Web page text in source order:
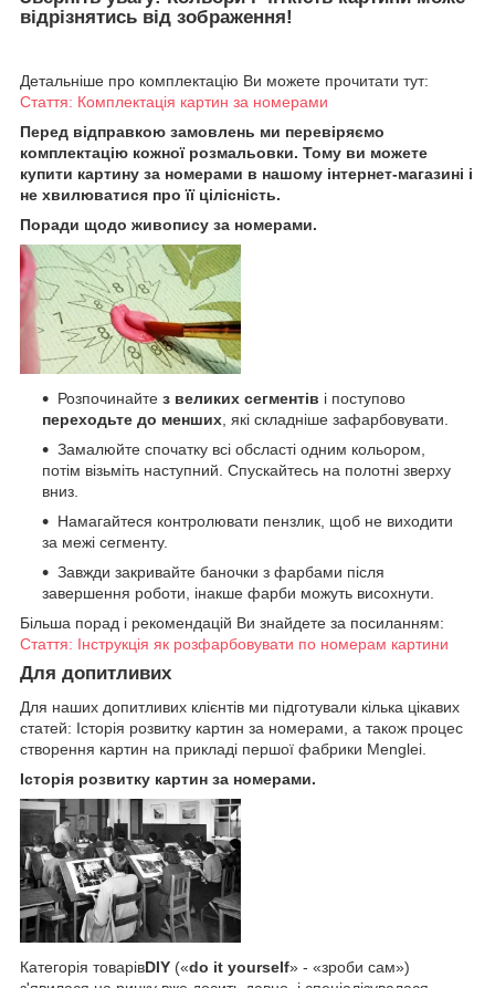
відрізнятись від зображення!
Детальніше про комплектацію Ви можете прочитати тут:
Стаття: Комплектація картин за номерами
Перед відправкою замовлень ми перевіряємо
комплектацію кожної розмальовки. Тому ви можете
купити картину за номерами в нашому інтернет-магазині і
не хвилюватися про її цілісність.
Поради щодо живопису за номерами.
Розпочинайте з великих сегментів і поступово
переходьте до менших , які складніше зафарбовувати.
Замалюйте спочатку всі обсласті одним кольором,
потім візьміть наступний. Спускайтесь на полотні зверху
вниз.
Намагайтеся контролювати пензлик, щоб не виходити
за межі сегменту.
Завжди закривайте баночки з фарбами після
завершення роботи, інакше фарби можуть висохнути.
Більша порад і рекомендацій Ви знайдете за посиланням:
Стаття: Інструкція як розфарбовувати по номерам картини
Для допитливих
Для наших допитливих клієнтів ми підготували кілька цікавих
статей: Історія розвитку картин за номерами, а також процес
створення картин на прикладі першої фабрики Menglei.
Історія розвитку картин за номерами.
Категорія товарівDIY («do it yourself» - «зроби сам»)